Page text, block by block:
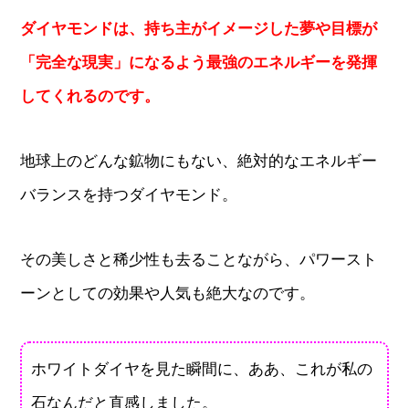
ダイヤモンドは、持ち主がイメージした夢や目標が
「完全な現実」になるよう最強のエネルギーを発揮
してくれるのです。
地球上のどんな鉱物にもない、絶対的なエネルギー
バランスを持つダイヤモンド。
その美しさと稀少性も去ることながら、パワースト
ーンとしての効果や人気も絶大なのです。
ホワイトダイヤを見た瞬間に、ああ、これが私の
石なんだと直感しました。